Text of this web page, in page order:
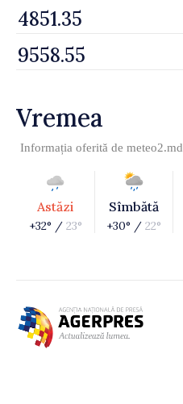
Vremea
Informația oferită de meteo2.md
Astăzi
+32° / 23°
Sîmbătă
+30° / 22°